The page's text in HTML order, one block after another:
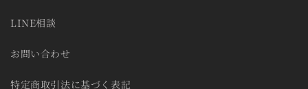
LINE相談
お問い合わせ
特定商取引法に基づく表記